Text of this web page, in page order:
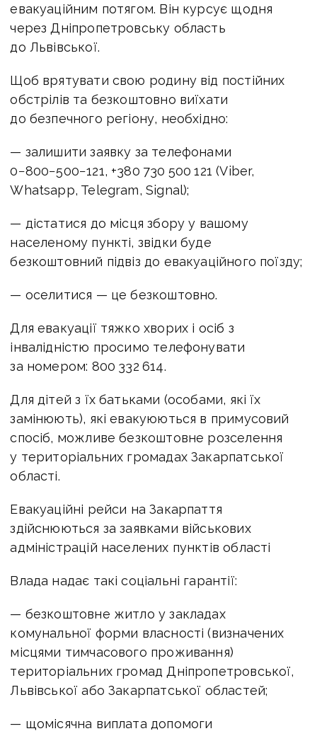
евакуаційним потягом. Він курсує щодня
через Дніпропетровську область
до Львівської.
Щоб врятувати свою родину від постійних
обстрілів та безкоштовно виїхати
до безпечного регіону, необхідно:
— залишити заявку за телефонами
0−800−500−121, +380 730 500 121 (Viber,
Whatsapp, Telegram, Signal);
— дістатися до місця збору у вашому
населеному пункті, звідки буде
безкоштовний підвіз до евакуаційного поїзду;
— оселитися — це безкоштовно.
Для евакуації тяжко хворих і осіб з
інвалідністю просимо телефонувати
за номером: 800 332 614.
Для дітей з їх батьками (особами, які їх
замінюють), які евакуюються в примусовий
спосіб, можливе безкоштовне розселення
у територіальних громадах Закарпатської
області.
Евакуаційні рейси на Закарпаття
здійснюються за заявками військових
адміністрацій населених пунктів області
Влада надає такі соціальні гарантії:
— безкоштовне житло у закладах
комунальної форми власності (визначених
місцями тимчасового проживання)
територіальних громад Дніпропетровської,
Львівської або Закарпатської областей;
— щомісячна виплата допомоги